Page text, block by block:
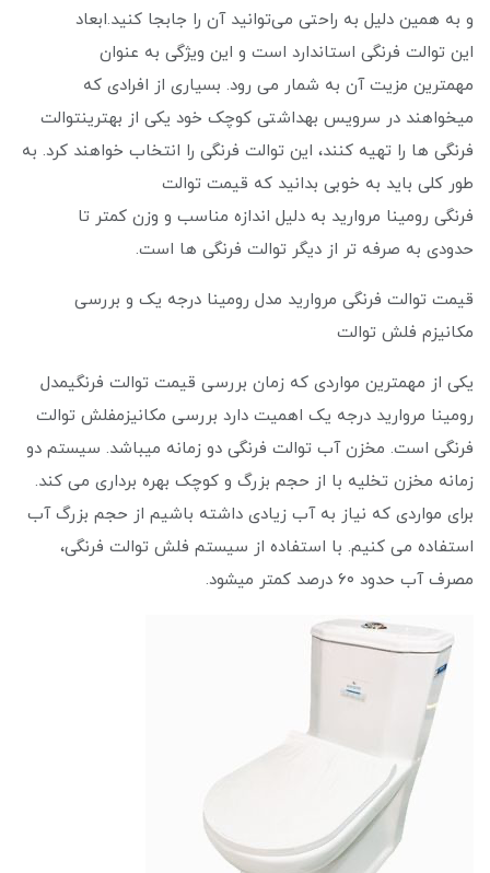
و به همین دلیل به راحتی می‌توانید آن را جابجا کنید.ابعاد
این توالت فرنگی استاندارد است و این ویژگی به عنوان
مهمترین مزیت آن به شمار می‌ رود. بسیاری از افرادی که
میخواهند در سرویس بهداشتی کوچک خود یکی از بهترینتوالت
فرنگی ها را تهیه کنند، این توالت فرنگی را انتخاب خواهند کرد. به
طور کلی باید به خوبی بدانید که قیمت توالت
فرنگی رومینا مروارید به دلیل اندازه مناسب و وزن کمتر تا
حدودی به صرفه تر از دیگر توالت فرنگی ها است.
قیمت توالت فرنگی مروارید مدل رومینا درجه یک و بررسی
مکانیزم فلش توالت
یکی از مهمترین مواردی که زمان بررسی قیمت توالت فرنگیمدل
رومینا مروارید درجه یک اهمیت دارد بررسی مکانیزمفلش توالت
فرنگی است. مخزن آب توالت فرنگی دو زمانه میباشد. سیستم دو
زمانه مخزن تخلیه با از حجم بزرگ و کوچک بهره برداری می کند.
برای مواردی که نیاز به آب زیادی داشته باشیم از حجم بزرگ آب
استفاده می کنیم. با استفاده از سیستم فلش توالت فرنگی،
مصرف آب حدود ۶۰ درصد کمتر میشود.